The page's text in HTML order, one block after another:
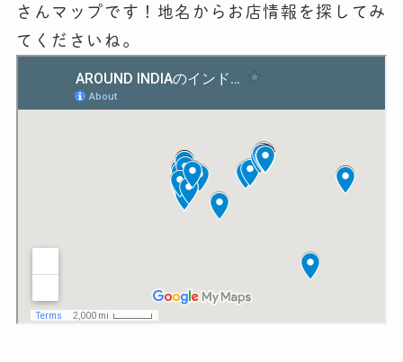
さんマップです！地名からお店情報を探してみ
てくださいね。